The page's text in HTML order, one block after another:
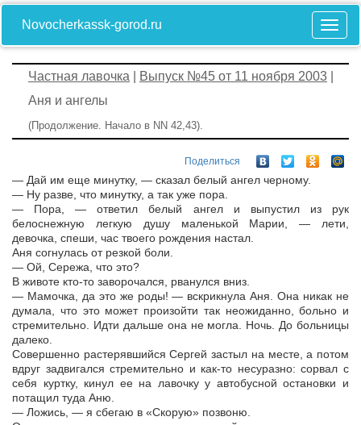
Novocherkassk-gorod.ru
Частная лавочка Выпуск №45 от 11 ноября 2003
Аня и ангелы
(Продолжение. Начало в NN 42,43).
Поделиться
— Дай им еще минутку, — сказал белый ангел черному.
— Ну разве, что минутку, а так уже пора.
— Пора, — ответил белый ангел и выпустил из рук
белоснежную легкую душу маленькой Марии, — лети,
девочка, спеши, час твоего рождения настал.
Аня согнулась от резкой боли.
— Ой, Сережа, что это?
В животе кто-то заворочался, рванулся вниз.
— Мамочка, да это же роды! — вскрикнула Аня. Она никак не
думала, что это может произойти так неожиданно, больно и
стремительно. Идти дальше она не могла. Ночь. До больницы
далеко.
Совершенно растерявшийся Сергей застыл на месте, а потом
вдруг задвигался стремительно и как-то несуразно: сорвал с
себя куртку, кинул ее на лавочку у автобусной остановки и
потащил туда Аню.
— Ложись, — я сбегаю в «Скорую» позвоню.